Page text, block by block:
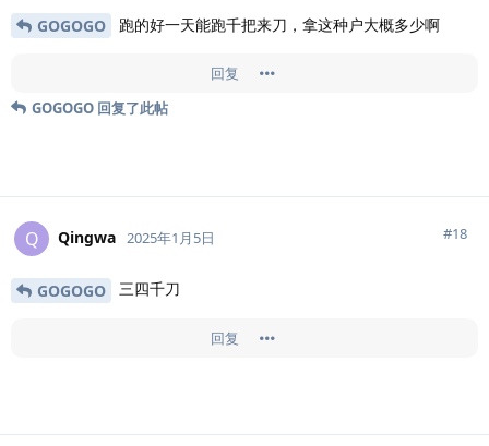
GOGOGO 跑的好一天能跑千把来刀，拿这种户大概多少啊
回复
GOGOGO 回复了此帖
Q Qingwa 2025年1月5日 #18
GOGOGO 三四千刀
回复